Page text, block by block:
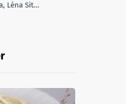
Léna Sit...